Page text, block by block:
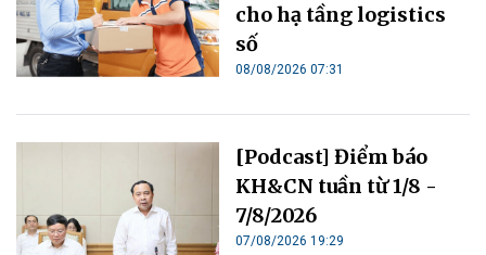
cho hạ tầng logistics
số
08/08/2026 07:31
[Podcast] Điểm báo
KH&CN tuần từ 1/8 -
7/8/2026
07/08/2026 19:29